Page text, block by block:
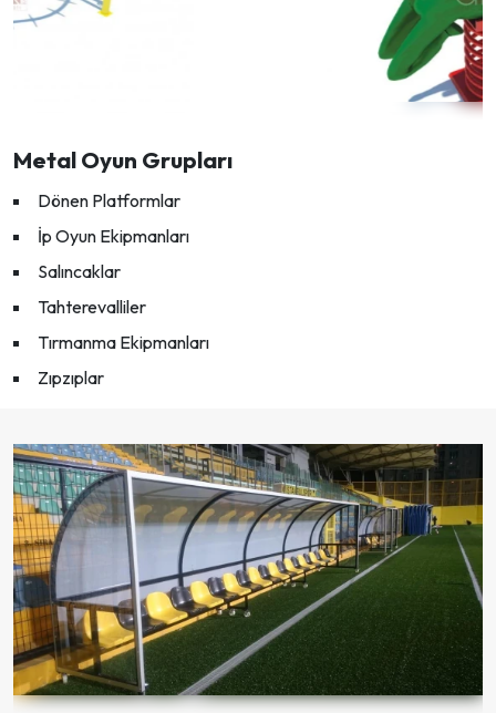
Metal Oyun Grupları
Dönen Platformlar
İp Oyun Ekipmanları
Salıncaklar
Tahterevalliler
Tırmanma Ekipmanları
Zıpzıplar